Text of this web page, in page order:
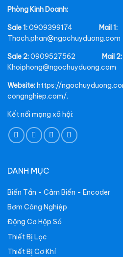
Phòng Kinh Doanh:
Sale 1:0909399174
Mail 1:
Thach.phan@ngochuyduong.com
Sale 2:0909527562
Mail 2:
Khoiphong@ngochuyduong.com
Website: https://
congnghiep.com/.
Kết nối mạng xã hội:
DANH MỤC
Biến Tần - Cảm Biến - Encoder
Bơm Công Nghiệp
Động Cơ Hộp Số
Thiết Bị Lọc
Thiết Bị Cơ Khí